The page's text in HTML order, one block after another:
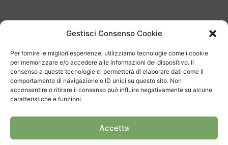
Gestisci Consenso Cookie
Per fornire le migliori esperienze, utilizziamo tecnologie come i cookie
per memorizzare e/o accedere alle informazioni del dispositivo. Il
consenso a queste tecnologie ci permetterà di elaborare dati come il
comportamento di navigazione o ID unici su questo sito. Non
acconsentire o ritirare il consenso può influire negativamente su alcune
caratteristiche e funzioni.
Accetta
Un Festival classico e
nostrano
Stabio centrale energetica?
ARTICOLI CORRELATI DI PIÙ DELLO STESSO AUTORE
importante”